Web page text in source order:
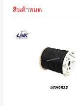
สินค้าหมด